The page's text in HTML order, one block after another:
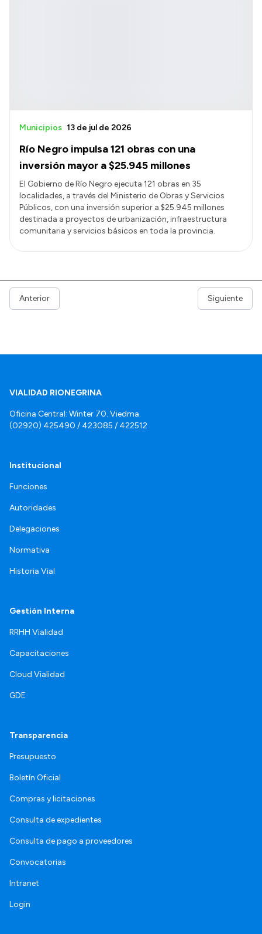
Río Negro impulsa 121 obras con una
inversión mayor a $25.945 millones
Municipios 13 de jul de 2026
El Gobierno de Río Negro ejecuta 121 obras en 35
localidades, a través del Ministerio de Obras y Servicios
Públicos, con una inversión superior a $25.945 millones
destinada a proyectos de urbanización, infraestructura
comunitaria y servicios básicos en toda la provincia.
Anterior Siguiente
VIALIDAD RIONEGRINA
Oficina Central: Winter 70. Viedma.
(02920) 425490 / 423085 / 422512
Institucional
Funciones
Autoridades
Delegaciones
Normativa
Historia Vial
Gestión Interna
RRHH Vialidad
Capacitaciones
Cloud Vialidad
GDE
Transparencia
Presupuesto
Boletín Oficial
Compras y licitaciones
Consulta de expedientes
Consulta de pago a proveedores
Convocatorias
Intranet
Login